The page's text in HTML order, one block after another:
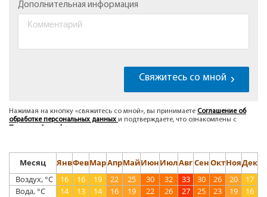
Месяц ЯнвФевМарАпрМайИюнИюлАвгСенОктНояДек
Воздух, °С
16 16 19 22 25 30 32 33 30 26 20
17
Вода, °С
14 13 14 16 19 22 26 27 25 23 19
16